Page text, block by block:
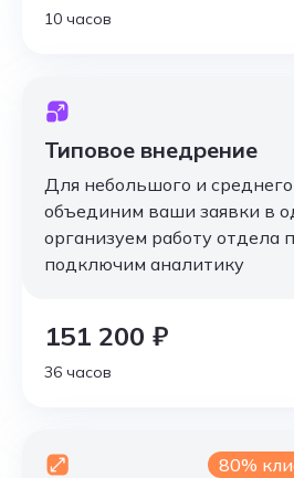
10 часов
Типовое внедрение
Для небольшого и
объединим ваши заявки в
организуем работу отдела
подключим аналитику
151 200 ₽
36 часов
80%